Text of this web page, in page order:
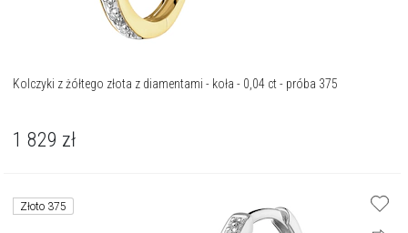
Kolczyki z żółtego złota z diamentami - koła - 0,04 ct - próba 375
1 829 zł
Złoto 375